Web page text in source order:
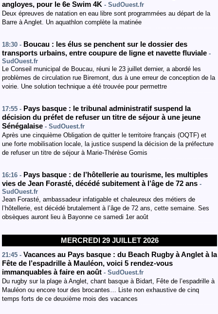
angloyes, pour le 6e Swim 4K - SudOuest.fr
Deux épreuves de natation en eau libre sont programmées au départ de la
Barre à Anglet. Un aquathlon complète la matinée
18:30 - Boucau : les élus se penchent sur le dossier des
transports urbains, entre coupure de ligne et navette fluviale -
SudOuest.fr
Le Conseil municipal de Boucau, réuni le 23 juillet dernier, a abordé les
problèmes de circulation rue Biremont, dus à une erreur de conception de la
voirie. Une solution technique a été trouvée pour permettre
17:55 - Pays basque : le tribunal administratif suspend la
décision du préfet de refuser un titre de séjour à une jeune
Sénégalaise - SudOuest.fr
Après une cinquième Obligation de quitter le territoire français (OQTF) et
une forte mobilisation locale, la justice suspend la décision de la préfecture
de refuser un titre de séjour à Marie-Thérèse Gomis
16:16 - Pays basque : de l’hôtellerie au tourisme, les multiples
vies de Jean Forasté, décédé subitement à l’âge de 72 ans -
SudOuest.fr
Jean Forasté, ambassadeur infatigable et chaleureux des métiers de
l’hôtellerie, est décédé brutalement à l’âge de 72 ans, cette semaine. Ses
obsèques auront lieu à Bayonne ce samedi 1er août
MERCREDI 29 JUILLET 2026
21:45 - Vacances au Pays basque : du Beach Rugby à Anglet à la
Fête de l’espadrille à Mauléon, voici 5 rendez-vous
immanquables à faire en août - SudOuest.fr
Du rugby sur la plage à Anglet, chant basque à Bidart, Fête de l’espadrille à
Mauléon ou encore tour des brocantes… Liste non exhaustive de cinq
temps forts de ce deuxième mois des vacances